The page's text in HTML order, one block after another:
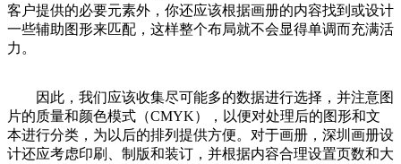
客户提供的必要元素外，你还应该根据画册的内容找到或设计
一些辅助图形来匹配，这样整个布局就不会显得单调而充满活
力。
因此，我们应该收集尽可能多的数据进行选择，并注意图
片的质量和颜色模式（CMYK），以便对处理后的图形和文
本进行分类，为以后的排列提供方便。对于画册，深圳画册设
计还应考虑印刷、制版和装订，并根据内容合理设置页数和大